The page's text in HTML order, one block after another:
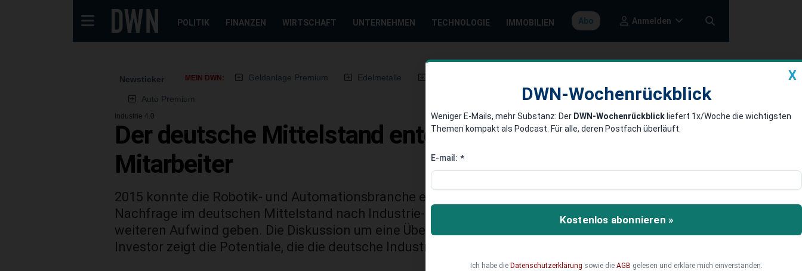
POLITIK FINANZEN WIRTSCHAFT UNTERNEHMEN TECHNOLOGIE IMMOBILIEN Abo Anmelden
Newsticker MEIN DWN: Geldanlage Premium Edelmetalle
Auto Premium
Industrie 4.0
Der deutsche Mittelstand entdeckt den Roboter als
Mitarbeiter
2015 konnte die Robotik- und Automationsbranche einen Rekordumsatz erzielen.Die steigende
Nachfrage im deutschen Mittelstand nach Industrie-Robotern wird der Branche in diesem Jahr
weiteren Aufwind geben. Die Diskussion um eine Übernahme von Kuka durch einen chinesischen
Investor zeigt die Potentiale, die die deutsche Industrie hier freisetzen kann.
X
DWN-Wochenrückblick
Weniger E-Mails, mehr Substanz: Der DWN-Wochenrückblick liefert 1x/Woche die wichtigsten
Themen kompakt als Podcast. Für alle, deren Postfach überläuft.
E-mail: *
Kostenlos abonnieren »
Ich habe die Datenschutzerklärung sowie die AGB gelesen und erkläre mich einverstanden.